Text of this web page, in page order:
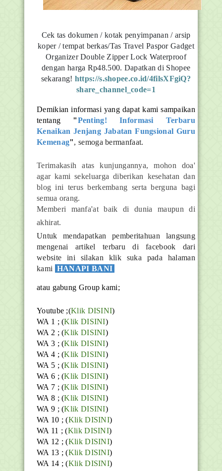
Cek tas dokumen / kotak penyimpanan / arsip
koper / tempat berkas/Tas Travel Paspor Gadget
Organizer Double Zipper Lock Waterproof
dengan harga Rp48.500. Dapatkan di Shopee
sekarang! https://s.shopee.co.id/4filsXFgiQ?
share_channel_code=1
Demikian informasi yang dapat kami sampaikan
tentang
"Penting! Informasi Terbaru
Kenaikan Jenjang Jabatan Fungsional Guru
Kemenag", semoga bermanfaat.
Terimakasih atas kunjungannya, mohon doa'
agar kami sekeluarga diberikan kesehatan dan
blog ini terus berkembang serta berguna bagi
semua orang.
Memberi manfa'at baik di dunia maupun di
akhirat.
Untuk mendapatkan pemberitahuan langsung
mengenai artikel terbaru di facebook dari
website ini silakan klik suka pada halaman
kami HANAPI BANI
atau gabung Group kami;
Youtube ;(Klik DISINI)
WA 1 ; (Klik DISINI)
WA 2 ; (Klik DISINI)
WA 3 ; (Klik DISINI)
WA 4 ; (Klik DISINI)
WA 5 ; (Klik DISINI)
WA 6 ; (Klik DISINI)
WA 7 ; (Klik DISINI)
WA 8 ; (Klik DISINI)
WA 9 ; (Klik DISINI)
WA 10 ; (Klik DISINI)
WA 11 ; (Klik DISINI)
WA 12 ; (Klik DISINI)
WA 13 ; (Klik DISINI)
WA 14 ; (Klik DISINI)